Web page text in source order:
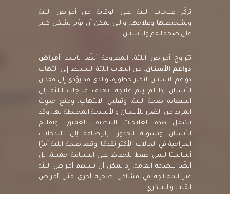
تركّز علاجات اللثة على الوقاية من أمراض اللثة
وتشخيصها وعلاجها، والتي يمكن أن تؤثر بشكل كبير
على صحة الفم والأسنان.
تتراوح أمراض اللثة، المعروفة أيضًا باسم أمراض
دواعم الأسنان، من التهاب اللثة البسيط إلى التهاب
دواعم الأسنان الأكثر خطورة، والذي قد يؤدي إلى فقدان
الأسنان إذا لم يتم علاجه. تهدف علاجات اللثة إلى
استعادة صحة اللثة، وتقليل الالتهاب، ومنع حدوث
المزيد من الضرر للأسنان والأنسجة المحيطة بها. وقد
تشمل هذه العلاجات التنظيف العميق، وتقليح
الأسنان وتسوية الجذور، بالإضافة إلى التدخلات
الجراحية في الحالات الأكثر تقدمًا. وتُعد صحة اللثة أمرًا
أساسيًا ليس فقط للحفاظ على ابتسامة جميلة، بل
أيضًا للصحة العامة، إذ يمكن أن تسهم أمراض اللثة
غير المعالجة في مشاكل صحية أخرى مثل أمراض
القلب والسكري.